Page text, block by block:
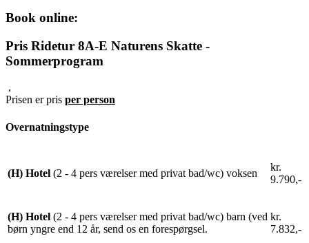
Book online:
Pris Ridetur 8A-E Naturens Skatte -
Sommerprogram
,
Prisen er pris per person
Overnatningstype
(H) Hotel (2 - 4 pers værelser med privat bad/wc) voksen
kr.
9.790,-
(H) Hotel (2 - 4 pers værelser med privat bad/wc) barn (ved
børn yngre end 12 år, send os en forespørgsel.
kr.
7.832,-